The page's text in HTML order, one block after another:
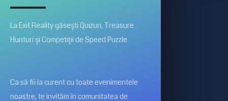
La Exit Reality găsești Quizuri, Treasure
Hunturi și Competiții de Speed Puzzle
Ca să fii la curent cu toate evenimentele
noastre, te invităm în comunitatea de